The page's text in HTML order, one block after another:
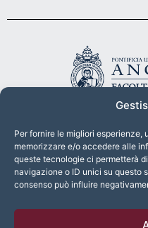
Per fornire le migliori
memorizzare e/o accedere alle
queste tecnologie ci permetterà
navigazione o ID unici su questo
consenso può influire
Università Pontificia S.
Facoltà di